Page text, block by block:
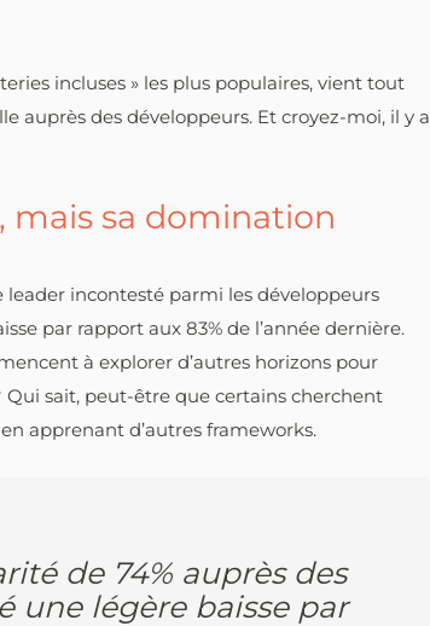
incluses » les plus populaires, vient tout
auprès des développeurs. Et croyez-moi, il y a
mais sa domination
leader incontesté parmi les développeurs
par rapport aux 83% de l’année dernière.
à explorer d’autres horizons pour
Qui sait, peut-être que certains cherchent
apprenant d’autres frameworks.
de 74% auprès des
une légère baisse par